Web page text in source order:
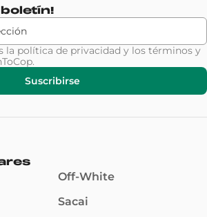
la política de privacidad y los términos y
Suscribirse
Off-White
Sacai